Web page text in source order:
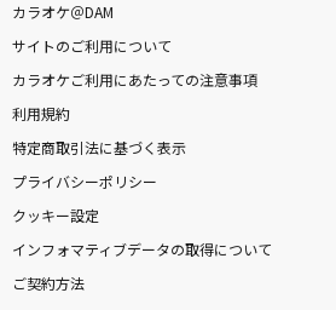
Sleep Walking Orchestra(ビデ
ジョン)
BUMP OF CHICKEN
[生音]夢花火
[生音]さよならエレジー
菅田将暉
カラオケ＠DAM
サイトのご利用について
カラオケご利用にあたっての注意事項
利用規約
特定商取引法に基づく表示
プライバシーポリシー
クッキー設定
インフォマティブデータの取得について
ご契約方法